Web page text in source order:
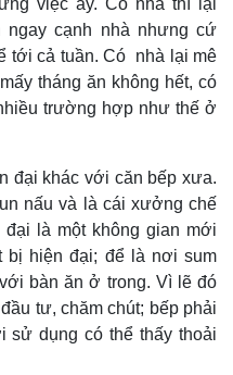
việc ấy. Có nhà thì lại
ngay cạnh nhà nhưng cứ
tới cả tuần. Có nhà lại mê
tháng ăn không hết, có
trường hợp như thế ở
đại khác với căn bếp xưa.
nấu và là cái xưởng chế
là một không gian mới
bị hiện đại; để là nơi sum
bàn ăn ở trong. Vì lẽ đó
tư, chăm chút; bếp phải
sử dụng có thể thấy thoải